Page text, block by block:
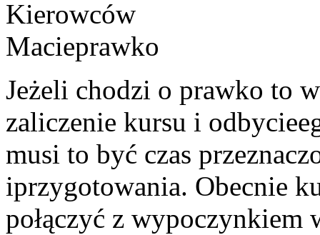
Jeżeli chodzi o prawko to
zaliczenie kursu i
musi to być czas
iprzygotowania. Obecnie
połączyć z